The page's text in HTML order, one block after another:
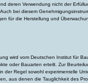
deren Verwendung nicht der
bei diesem
für die Herstellung und
wird vom Deutschen Institut für
oder Bauarten erteilt. Zur
der Regel sowohl experimentelle
aus denen die Tauglichkeit des